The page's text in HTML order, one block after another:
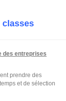
classes
des entreprises
prendre des
et de sélection